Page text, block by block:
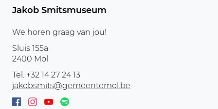
Jakob Smitsmuseum
We horen graag van jou!
Adres
Sluis 155a
,2400 Mol
Tel. +32 14 27 24 13
E-
mail
jakobsmits@gemeentemol.be